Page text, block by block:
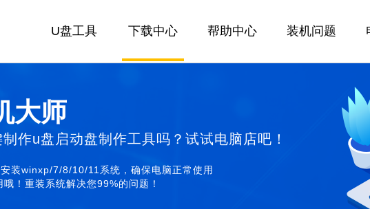
U盘工具 下载中心 帮助中心 装机问题
大师
作u盘启动盘制作工具吗？试试电脑店吧！
装winxp/7/8/10/11系统，确保电脑正常使用
！重装系统解决您99%的问题！